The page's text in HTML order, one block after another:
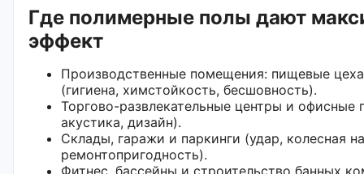
Где полимерные полы дают
эффект
Производственные помещения: пищевые
(гигиена, химстойкость, бесшовность).
Торгово-развлекательные центры и офисные
акустика, дизайн).
Склады, гаражи и паркинги (удар, колесная
ремонтопригодность).
Фитнес, бассейны и строительство банных